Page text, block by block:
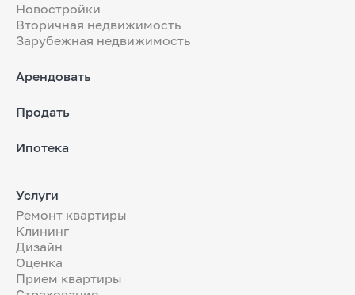
Новостройки
Вторичная недвижимость
Зарубежная недвижимость
Арендовать
Продать
Ипотека
Услуги
Ремонт квартиры
Клининг
Дизайн
Оценка
Прием квартиры